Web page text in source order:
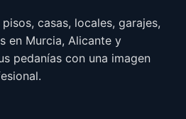
casas, locales, garajes,
en Murcia, Alicante y
pedanías con una imagen